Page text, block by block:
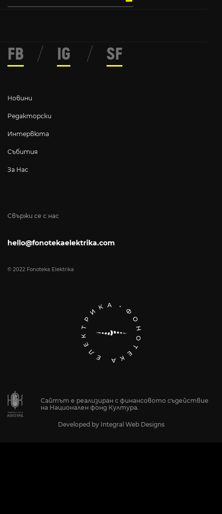
Свържи се с нас
hello@fonotekaelektrika.com
© 2022 Fonoteka Elektrika
Новини
Редакторски
Интервюта
Събития
За Нас
FB / IG / SF
Сайтът е реализиран с финансовото съдействие
на Национален фонд Култура.
Developed by Integral Web Designs